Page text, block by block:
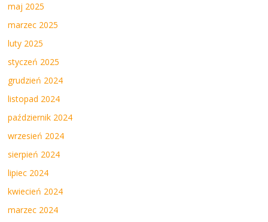
maj 2025
marzec 2025
luty 2025
styczeń 2025
grudzień 2024
listopad 2024
październik 2024
wrzesień 2024
sierpień 2024
lipiec 2024
kwiecień 2024
marzec 2024